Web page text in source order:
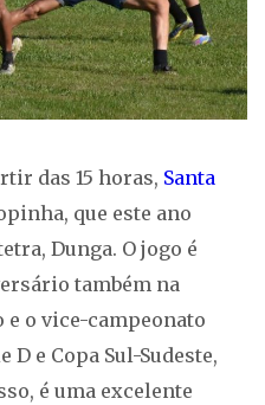
das 15 horas, Santa
que este ano
Dunga. O jogo é
também na
e o vice-campeonato
D e Copa Sul-Sudeste,
é uma excelente